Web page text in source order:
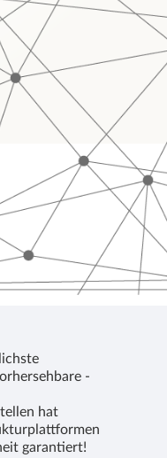
-
hat
garantiert!